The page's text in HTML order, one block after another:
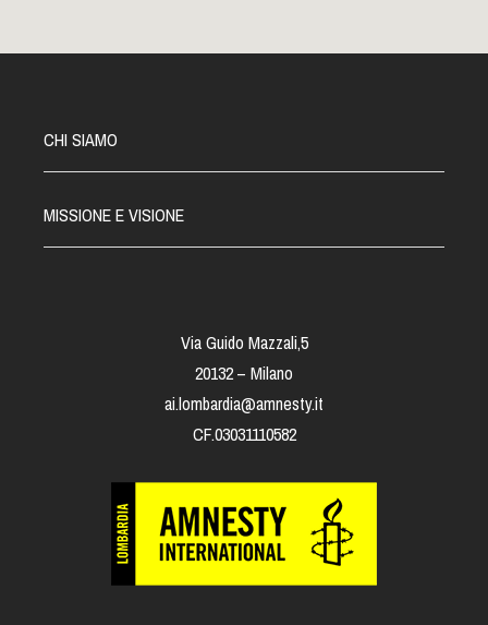
CHI SIAMO
MISSIONE E VISIONE
Via Guido Mazzali,5
20132 – Milano
ai.lombardia@amnesty.it
CF.03031110582